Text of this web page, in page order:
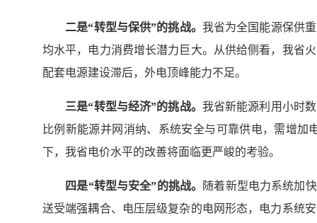
二是“转型与保供”的挑战。 我省为全国能源保供
均水平，电力消费增长潜力巨大。从供给侧看，我省
配套电源建设滞后，外电顶峰能力不足。
三是“转型与经济”的挑战。 我省新能源利用小时
比例新能源并网消纳、系统安全与可靠供电，需增
下，我省电价水平的改善将面临更严峻的考验。
四是“转型与安全”的挑战。
随着新型电力系统加
送受端强耦合、电压层级复杂的电网形态，电力系统